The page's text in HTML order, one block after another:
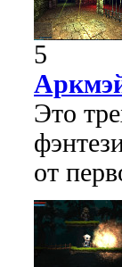
5
Это
от